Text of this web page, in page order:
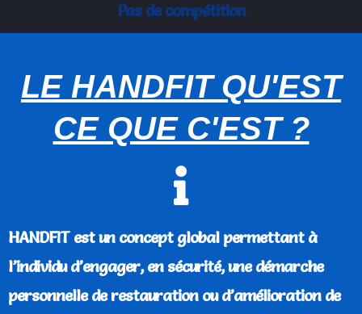
Pas de compétition
LE HANDFIT QU'EST
CE QUE C'EST ?
HANDFIT est un concept global permettant à
l’individu d’engager, en sécurité, une démarche
personnelle de restauration ou d’amélioration de